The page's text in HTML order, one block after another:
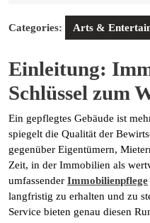
Categories: Arts &
Einleitung:
Schlüssel zum
Ein gepflegtes Gebäude ist
spiegelt die Qualität der
gegenüber Eigentümern,
Zeit, in der Immobilien als
umfassender Immobilienpflege
langfristig zu erhalten und zu
Service bieten genau diesen